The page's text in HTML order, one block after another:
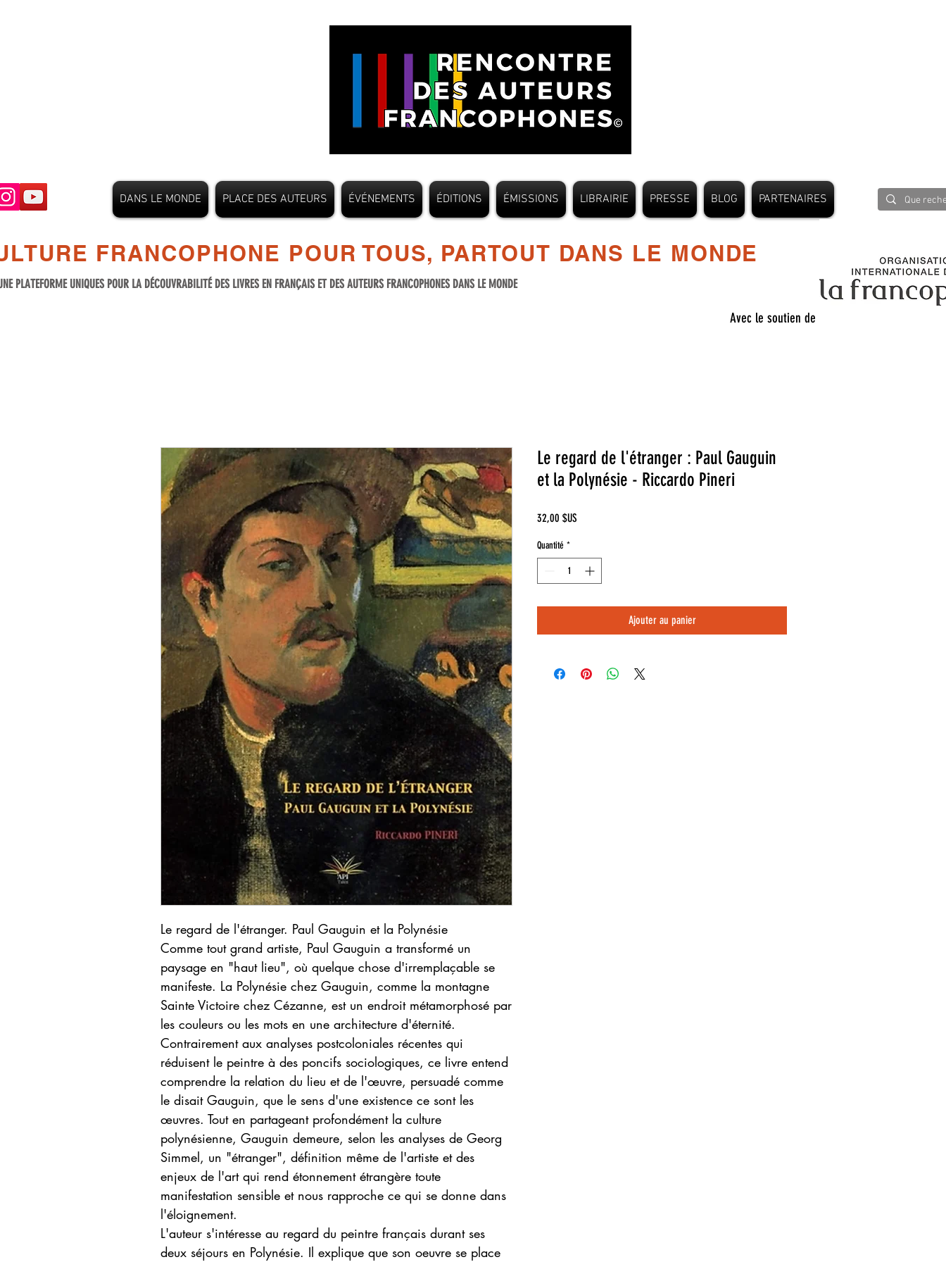
DANS LE MONDE PLACE DES AUTEURS ÉVÉNEMENTS ÉDITIONS ÉMISSIONS LIBRAIRIE PRESSE BLOG PARTENAIRES
FRANCOPHONE POUR TOUS, PARTOUT DANS LE MONDE
PLATEFORME UNIQUES POUR LA DÉCOUVRABILITÉ DES LIVRES EN FRANÇAIS ET DES AUTEURS FRANCOPHONES DANS LE MONDE
Avec le soutien de
Le regard de l'étranger. Paul Gauguin et la Polynésie
Comme tout grand artiste, Paul Gauguin a transformé un
paysage en "haut lieu", où quelque chose d'irremplaçable se
manifeste. La Polynésie chez Gauguin, comme la montagne
Sainte Victoire chez Cézanne, est un endroit métamorphosé par
les couleurs ou les mots en une architecture d'éternité.
Contrairement aux analyses postcoloniales récentes qui
réduisent le peintre à des poncifs sociologiques, ce livre entend
comprendre la relation du lieu et de l'œuvre, persuadé comme
le disait Gauguin, que le sens d'une existence ce sont les
œuvres. Tout en partageant profondément la culture
polynésienne, Gauguin demeure, selon les analyses de Georg
Simmel, un "étranger", définition même de l'artiste et des
enjeux de l'art qui rend étonnement étrangère toute
manifestation sensible et nous rapproche ce qui se donne dans
l'éloignement.
L'auteur s'intéresse au regard du peintre français durant ses
deux séjours en Polynésie. Il explique que son oeuvre se place
Le regard de l'étranger : Paul Gauguin
et la Polynésie - Riccardo Pineri
32,00 $US
Quantité *
Ajouter au panier